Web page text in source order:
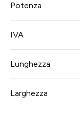
Potenza
IVA
Lunghezza
Larghezza